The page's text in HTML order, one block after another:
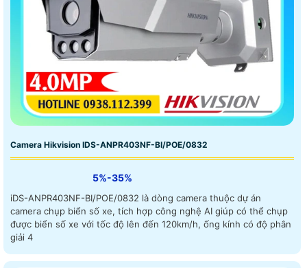
Camera Hikvision IDS-ANPR403NF-BI/POE/0832
5%-35%
iDS-ANPR403NF-BI/POE/0832 là dòng camera thuộc dự án
camera chụp biển số xe, tích hợp công nghệ AI giúp có thể chụp
được biển số xe với tốc độ lên đến 120km/h, ống kính có độ phân
giải 4